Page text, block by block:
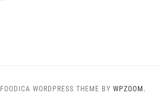
FOODICA WORDPRESS THEME BY WPZOOM.